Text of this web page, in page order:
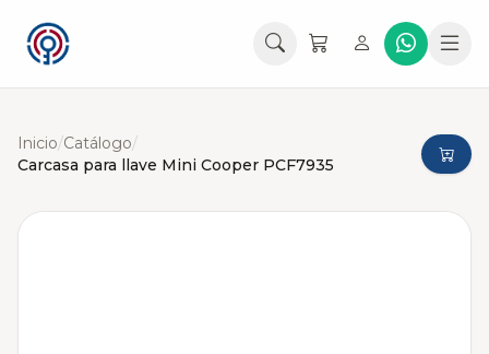
Inicio/Catálogo/
Carcasa para llave Mini Cooper PCF7935